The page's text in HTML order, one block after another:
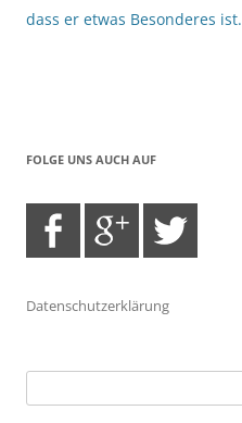
dass er etwas Besonderes ist.
FOLGE UNS AUCH AUF
Datenschutzerklärung
nach: